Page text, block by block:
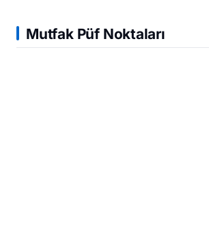
Mutfak Püf Noktaları